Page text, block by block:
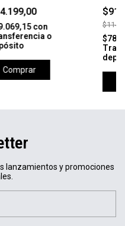
con
o
Comprar
lanzamientos y promociones